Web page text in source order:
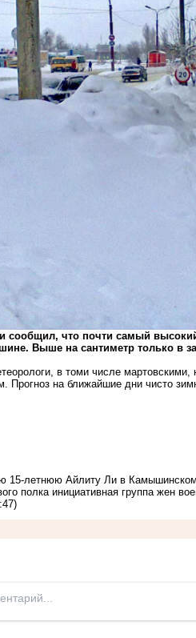
сообщил, что почти самый
Выше на сантиметр только в
в томи числе
Прогноз на ближайшие дни чисто
15-летнюю Айлиту Ли в
полка инициативная группа жен